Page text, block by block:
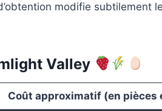
modifie subtilement
Valley
Coût approximatif (en pièces